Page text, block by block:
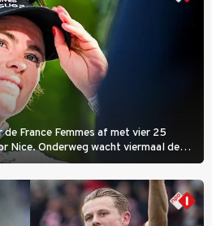
France Femmes af met vier 25
Nice. Onderweg wacht viermaal de
op de Promenade des Anglais krijgt
trui.